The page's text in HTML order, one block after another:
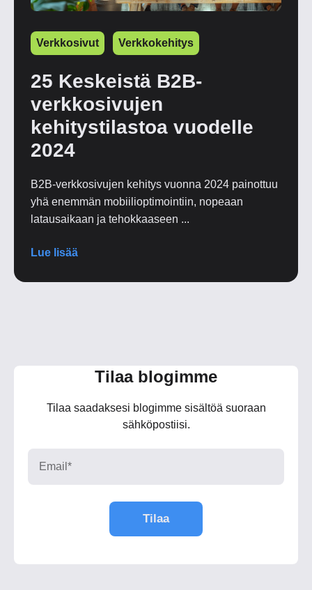
Verkkosivut Verkkokehitys
25 Keskeistä B2B-
verkkosivujen
kehitystilastoa vuodelle
2024
B2B-verkkosivujen kehitys vuonna 2024 painottuu
yhä enemmän mobiilioptimointiin, nopeaan
latausaikaan ja tehokkaaseen ...
Lue lisää
Tilaa blogimme
Tilaa saadaksesi blogimme sisältöä suoraan
sähköpostiisi.